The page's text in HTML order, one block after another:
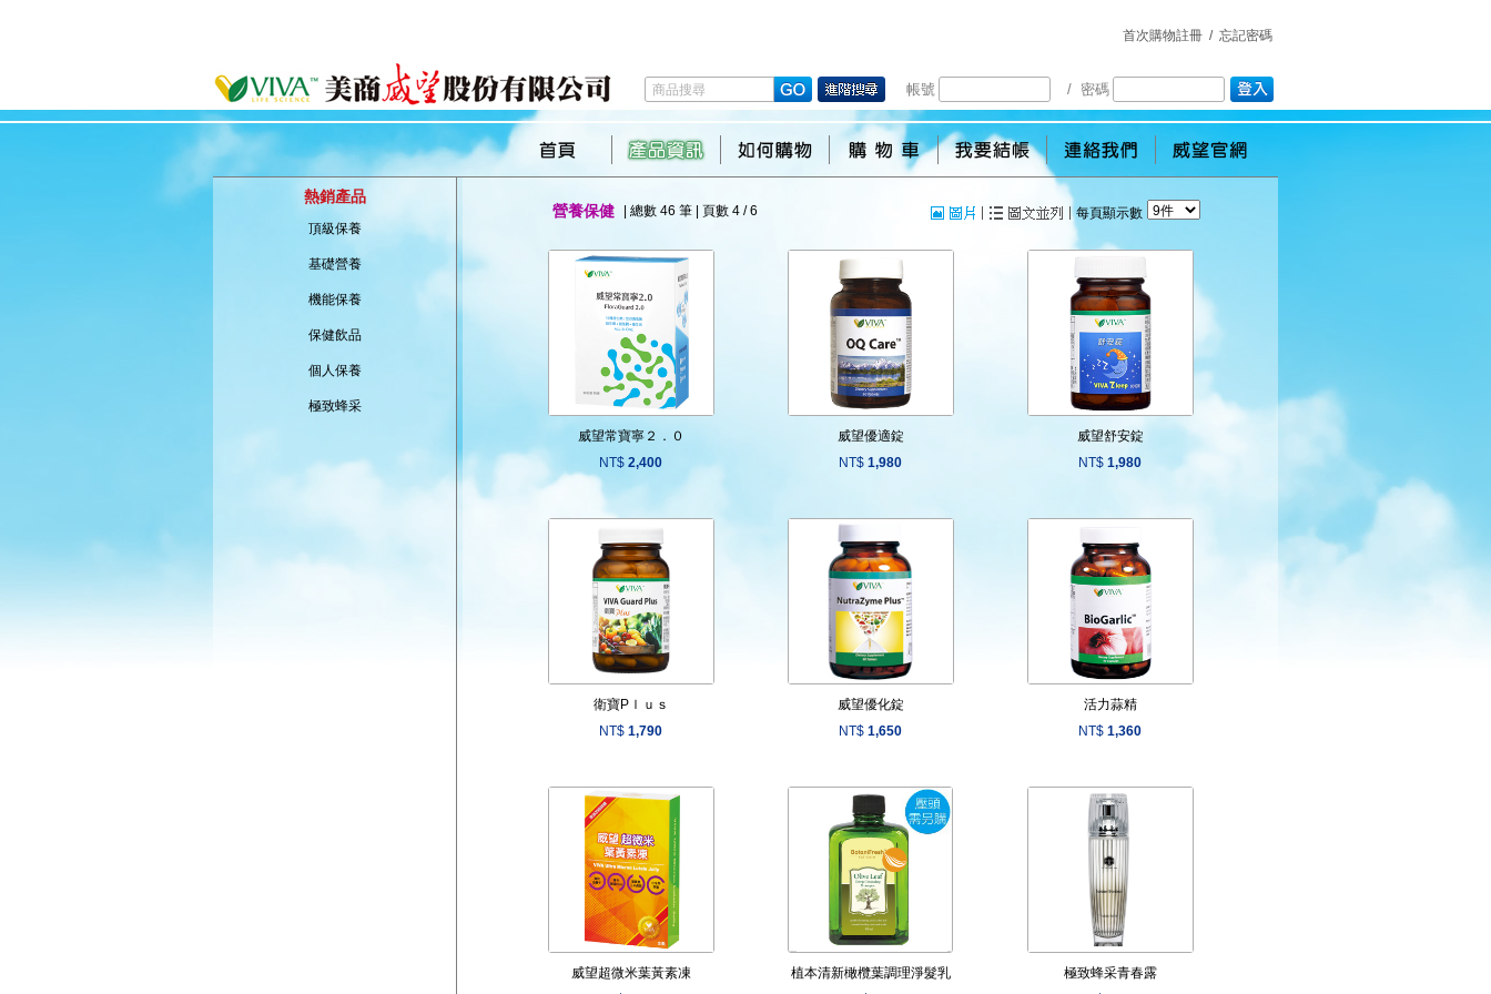
首次購物註冊 / 忘記密碼
帳號 / 密碼
熱銷產品
頂級保養
基礎營養
機能保養
保健飲品
個人保養
極致蜂采
營養保健 | 總數 46 筆 | 頁數 4 / 6 每頁顯示數
威望常寶寧２．０
NT$ 2,400
威望優適錠
NT$ 1,980
威望舒安錠
NT$ 1,980
衛寶Pｌｕｓ
NT$ 1,790
威望優化錠
NT$ 1,650
活力蒜精
NT$ 1,360
威望超微米葉黃素凍
植本清新橄欖葉調理淨髮乳
極致蜂采青春露